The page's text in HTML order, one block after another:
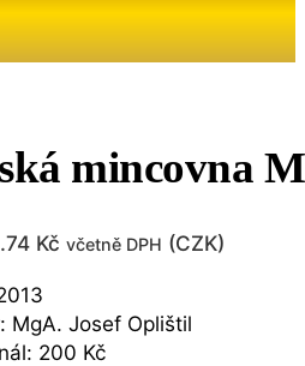
mincovna
Kč včetně DPH (CZK)
MgA. Josef Oplištil
200 Kč